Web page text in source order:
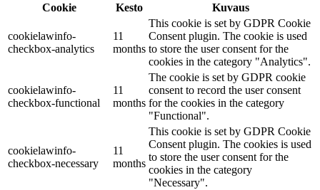
Cookie
Kesto Kuvaus
cookielawinfo-
checkbox-analytics
11
months
This cookie is set by GDPR Cookie
Consent plugin. The cookie is used
to store the user consent for the
cookies in the category "Analytics".
cookielawinfo-
checkbox-functional
11
months
The cookie is set by GDPR cookie
consent to record the user consent
for the cookies in the category
"Functional".
cookielawinfo-
checkbox-necessary
11
months
This cookie is set by GDPR Cookie
Consent plugin. The cookies is used
to store the user consent for the
cookies in the category
"Necessary".